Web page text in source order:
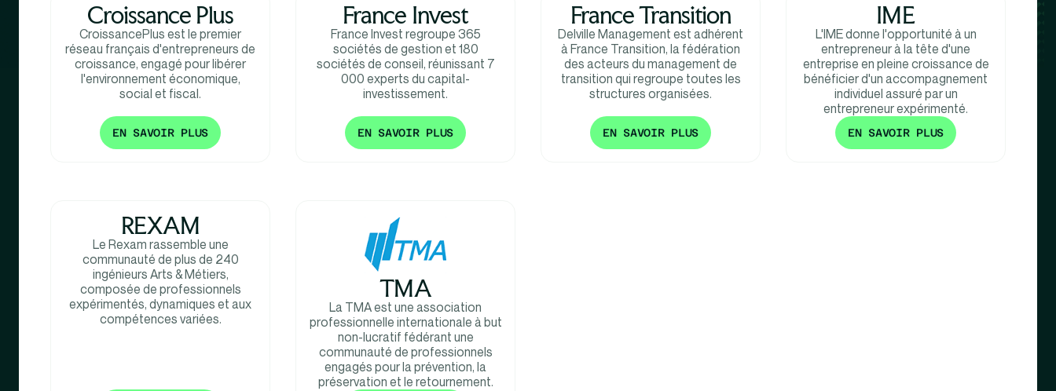
Croissance Plus
CroissancePlus est le premier
réseau français d'entrepreneurs de
croissance, engagé pour libérer
l'environnement économique,
social et fiscal.
EN SAVOIR PLUS
France Invest
France Invest regroupe 365
sociétés de gestion et 180
sociétés de conseil, réunissant 7
000 experts du capital-
investissement.
EN SAVOIR PLUS
France Transition
Delville Management est adhérent
à France Transition, la fédération
des acteurs du management de
transition qui regroupe toutes les
structures organisées.
EN SAVOIR PLUS
IME
L'IME donne l'opportunité à un
entrepreneur à la tête d'une
entreprise en pleine croissance de
bénéficier d'un accompagnement
individuel assuré par un
entrepreneur expérimenté.
EN SAVOIR PLUS
REXAM
Le Rexam rassemble une
communauté de plus de 240
ingénieurs Arts & Métiers,
composée de professionnels
expérimentés, dynamiques et aux
compétences variées.
TMA
La TMA est une association
professionnelle internationale à but
non-lucratif fédérant une
communauté de professionnels
engagés pour la prévention, la
préservation et le retournement.